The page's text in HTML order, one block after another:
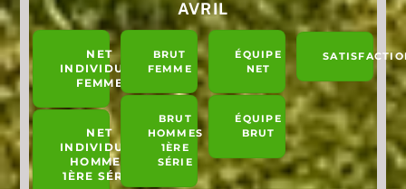
AVRIL
NET
INDIVIDUEL
FEMME
NET
INDIVIDUEL
HOMMES
1ÈRE SÉRIE
BRUT
FEMME
BRUT
HOMMES
1ÈRE
SÉRIE
ÉQUIPE
NET
ÉQUIPE
BRUT